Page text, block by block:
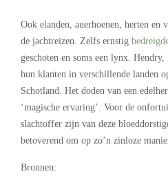
Ook elanden, auerhoenen, herten en
de jachtreizen. Zelfs ernstig
geschoten en soms een lynx. Hendry,
hun klanten in verschillende landen
Schotland. Het doden van een
‘magische ervaring’. Voor de
slachtoffer zijn van deze
betoverend om op zo’n zinloze
Bronnen: